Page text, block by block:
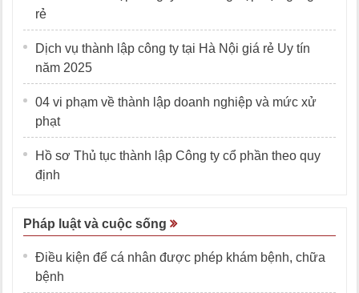
rẻ
Dịch vụ thành lập công ty tại Hà Nội giá rẻ Uy tín
năm 2025
04 vi phạm về thành lập doanh nghiệp và mức xử
phạt
Hồ sơ Thủ tục thành lập Công ty cổ phần theo quy
định
Pháp luật và cuộc sống
Điều kiện để cá nhân được phép khám bệnh, chữa
bệnh